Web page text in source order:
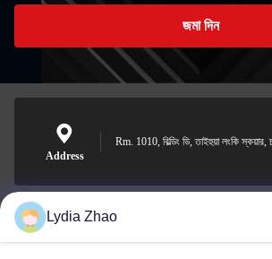
জমা দিন
Address
Rm. 1010, বিল্ডিং ডি, তাইহুয়া লংকি স্কয়ার,
jesingd@vip.sina.com
Lydia Zhao